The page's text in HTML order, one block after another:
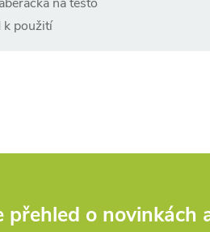
k použití
přehled o novinkách